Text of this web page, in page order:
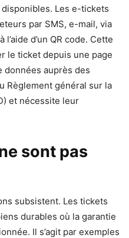
Les e-tickets
par SMS, e-mail, via
d’un QR code. Cette
le ticket depuis une page
données auprès des
Règlement général sur la
et nécessite leur
sont pas
subsistent. Les tickets
durables où la garantie
Il s’agit par exemples